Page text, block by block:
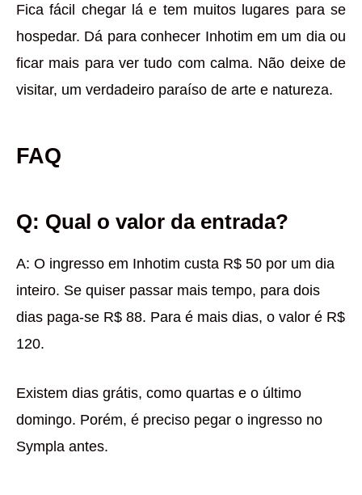
Fica fácil chegar lá e tem muitos lugares para se
hospedar. Dá para conhecer Inhotim em um dia ou
ficar mais para ver tudo com calma. Não deixe de
visitar, um verdadeiro paraíso de arte e natureza.
FAQ
Q: Qual o valor da entrada?
A: O ingresso em Inhotim custa R$ 50 por um dia
inteiro. Se quiser passar mais tempo, para dois
dias paga-se R$ 88. Para é mais dias, o valor é R$
120.
Existem dias grátis, como quartas e o último
domingo. Porém, é preciso pegar o ingresso no
Sympla antes.